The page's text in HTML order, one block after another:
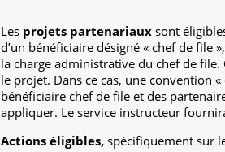
Les projets partenariaux sont
d’un bénéficiaire désigné « chef de file
la charge administrative du chef de
le projet. Dans ce cas, une convention
bénéficiaire chef de file et des
appliquer. Le service instructeur
Actions éligibles, spécifiquement sur